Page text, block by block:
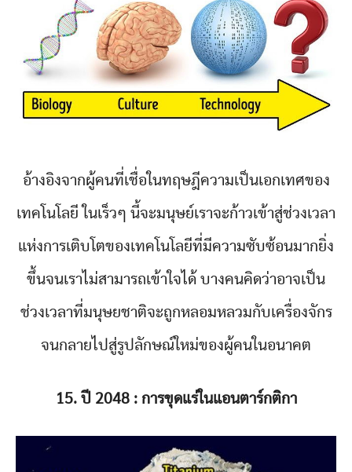
อ้างอิงจากผู้คนที่เชื่อในทฤษฎีความเป็นเอกเทศของ
เทคโนโลยี ในเร็วๆ นี้จะมนุษย์เราจะก้าวเข้าสู่ช่วงเวลา
แห่งการเติบโตของเทคโนโลยีที่มีความซับซ้อนมากยิ่ง
ขึ้นจนเราไม่สามารถเข้าใจได้ บางคนคิดว่าอาจเป็น
ช่วงเวลาที่มนุษยชาติจะถูกหลอมหลวมกับเครื่องจักร
จนกลายไปสู่รูปลักษณ์ใหม่ของผู้คนในอนาคต
15. ปี 2048 : การขุดแร่ในแอนตาร์กติกา